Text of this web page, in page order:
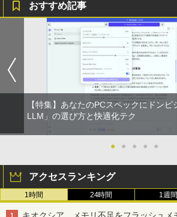
￥1,001
by Amazon 天然水 ラ
富士山の天然水 バナ
ウォーター ペットボ
ットル (Smart Basic)
￥1,380
by Amazon 天然水ラ
￥1,117
￥770
異世界居酒屋「のぶ」
エース)
￥832
HUNTER×HUNTER
コミックスDIGITAL)
￥572
スーパーの裏でヤニ吸
2025福袋 数量限定
通 NEC DELL 等
256GB メモリ8GB
インチ大画面 中古
Polaris Office付き
送料無料 中古ノート
初心者安心保証 初
￥15,000
古ノートパソコン
リ16GB M.2
ルHD ノングレア
Wi-Fi Bluetooth
【今だけ】全品ポイ
ラソン★8/4～8/11★
クトップPC EPSON
Core i3 8100T メモ
SD128GB / 256GB
it【送料無料】【1年
￥22,800
中古パソコン | HP |
| 第8世代 | Core i5
GHz | MEM:8GB |
VD-ROM | 無線
蔵 | フルHD |
8K DisplayPort ケ
対応 ディスプレイ
ーブル HDR対応
2K@240Hz
ケーブル ナイロン編
S4 PS3 対応
￥1,000
Yoothi 互換品 液晶
002 タッチ非搭載
80 IPS LED LCD 液
交換用液晶パネル
おいしい！イラス
で描きました [
￥1,518
[新品]カードキャプ
￥8,580
3
公式テキスト 年金
026年度受験用 [ 経
おすすめ記事
【特集】あなたのPCスペックにドン
LLM」の選び方と快適化テク
● ● ● ● ●
アクセスランキング
1時間 24時間 1週間